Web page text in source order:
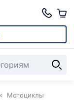
Мотоциклы